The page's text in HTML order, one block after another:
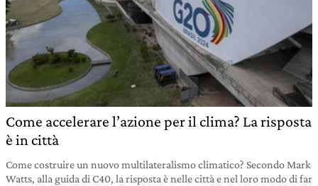
Come accelerare l’azione per il clima? La risposta
è in città
Come costruire un nuovo multilateralismo climatico? Secondo Mark
Watts, alla guida di C40, la risposta è nelle città e nel loro modo di far